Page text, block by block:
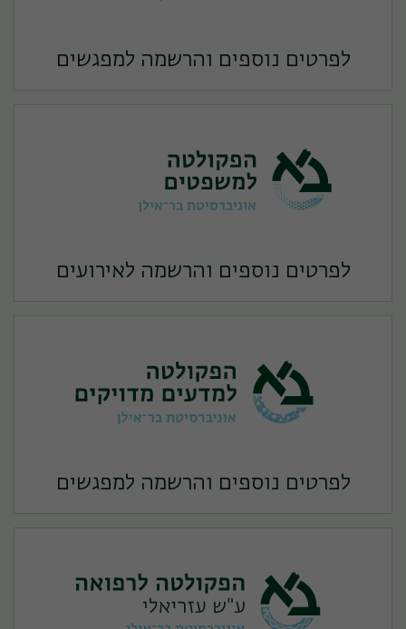
לפרטים נוספים והרשמה למפגשים
לפרטים נוספים והרשמה לאירועים
לפרטים נוספים והרשמה למפגשים